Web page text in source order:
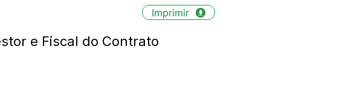
Imprimir
e Fiscal do Contrato